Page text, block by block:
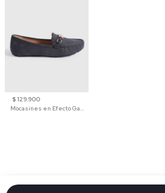
$ 129.900
Mocasines en Efecto Gamuzado Para Mujer